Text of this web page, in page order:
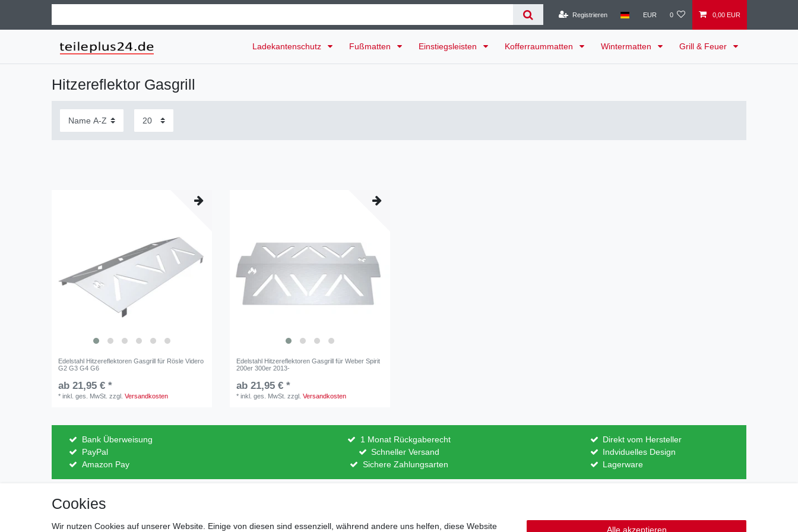
Registrieren EUR 0 0,00 EUR
Ladekantenschutz Fußmatten Einstiegsleisten Kofferraummatten Wintermatten Grill & Feuer
Hitzereflektor Gasgrill
Edelstahl Hitzereflektoren Gasgrill für Rösle Videro
G2 G3 G4 G6
ab 21,95 € *
*inkl. ges. MwSt. zzgl.Versandkosten
Edelstahl Hitzereflektoren Gasgrill für Weber Spirit
200er 300er 2013-
ab 21,95 € *
*inkl. ges. MwSt. zzgl.Versandkosten
Bank Überweisung
PayPal
Amazon Pay
1 Monat Rückgaberecht
Schneller Versand
Sichere Zahlungsarten
Direkt vom Hersteller
Indviduelles Design
Lagerware
Cookies
Wir nutzen Cookies auf unserer Website. Einige von diesen sind essenziell, während andere uns helfen, diese Website Alle akzeptieren